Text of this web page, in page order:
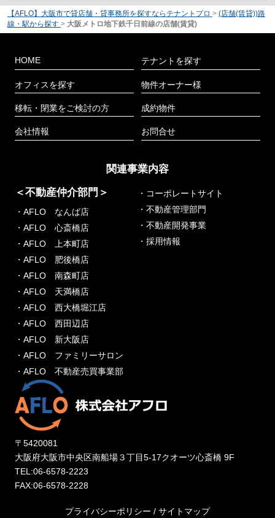
【AFLO】大阪市で貸店舗・貸事務所を探すならテナントプロ > (店舗(賃貸))路
線・駅から探す > 大阪メトロ地下鉄千日前線の店舗(賃貸)
HOME
オフィスを探す
移転・閉業をご検討の方
会社情報
テナントを探す
物件オーナー様
成約物件
お問合せ
関連事業内容
＜不動産仲介部門＞
・AFLO なんば店
・AFLO 心斎橋店
・AFLO 上本町店
・AFLO 肥後橋店
・AFLO 南森町店
・AFLO 天満橋店
・AFLO 西大橋堀江店
・AFLO 西田辺店
・AFLO 新大阪店
・AFLO ファミリーサロン
・AFLO 不動産売買事業部
・コーポレートサイト
・不動産管理部門
・不動産開発事業
・採用情報
〒5420081
大阪府大阪市中央区南船場３丁目5-17クオーツ心斎橋 9F
TEL:06-6578-2223
FAX:06-6578-2228
プライバシーポリシー / サイトマップ